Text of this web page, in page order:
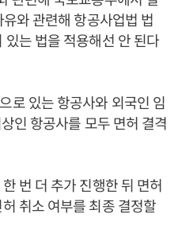
와 관련해 항공사업법 법
는 법을 적용해선 안 된다
로 있는 항공사와 외국인 임
인 항공사를 모두 면허 결격
번 더 추가 진행한 뒤 면허
취소 여부를 최종 결정할